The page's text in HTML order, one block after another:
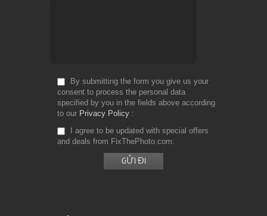
By submitting the form you give us your
consent to process the personal data
specified by you in the fields above according
to our Privacy Policy
I agree to be updated with special offers
and deals from FixThePhoto.com